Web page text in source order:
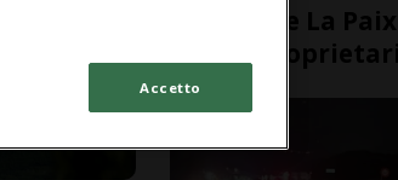
L’Hotel De La
nuovo
Accetto